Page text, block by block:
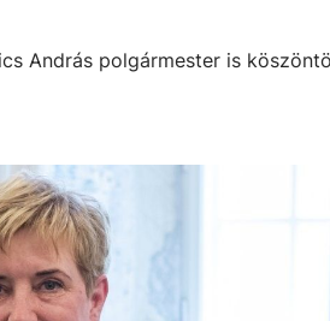
András polgármester is